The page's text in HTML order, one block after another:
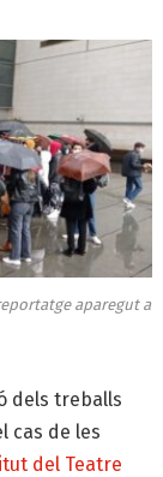
aparegut a
dels treballs
cas de les
del Teatre